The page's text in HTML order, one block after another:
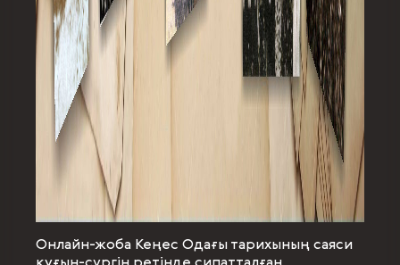
Онлайн-жоба Кеңес Одағы тарихының саяси